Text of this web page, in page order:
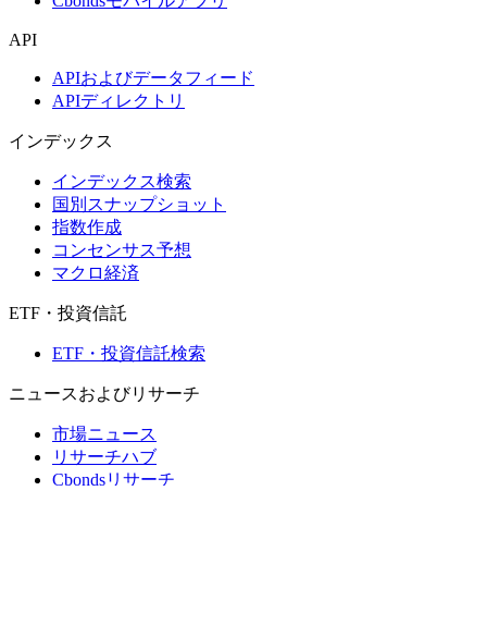
API
APIおよびデータフィード
APIディレクトリ
インデックス
インデックス検索
国別スナップショット
指数作成
コンセンサス予想
マクロ経済
ETF・投資信託
ETF・投資信託検索
ニュースおよびリサーチ
市場ニュース
リサーチハブ
Cbondsリサーチ